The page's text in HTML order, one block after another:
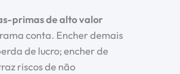
primas de alto valor
conta. Encher demais
de lucro; encher de
riscos de não